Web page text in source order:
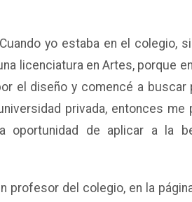
yo estaba en el colegio,
licenciatura en Artes, porque
el diseño y comencé a
privada, entonces me
oportunidad de aplicar a la
profesor del colegio, en la